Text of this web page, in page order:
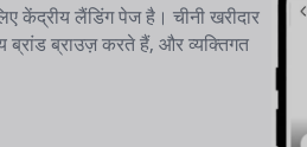
केंद्रीय लैंडिंग पेज है। चीनी खरीदार
ब्राउज़ करते हैं, और व्यक्तिगत